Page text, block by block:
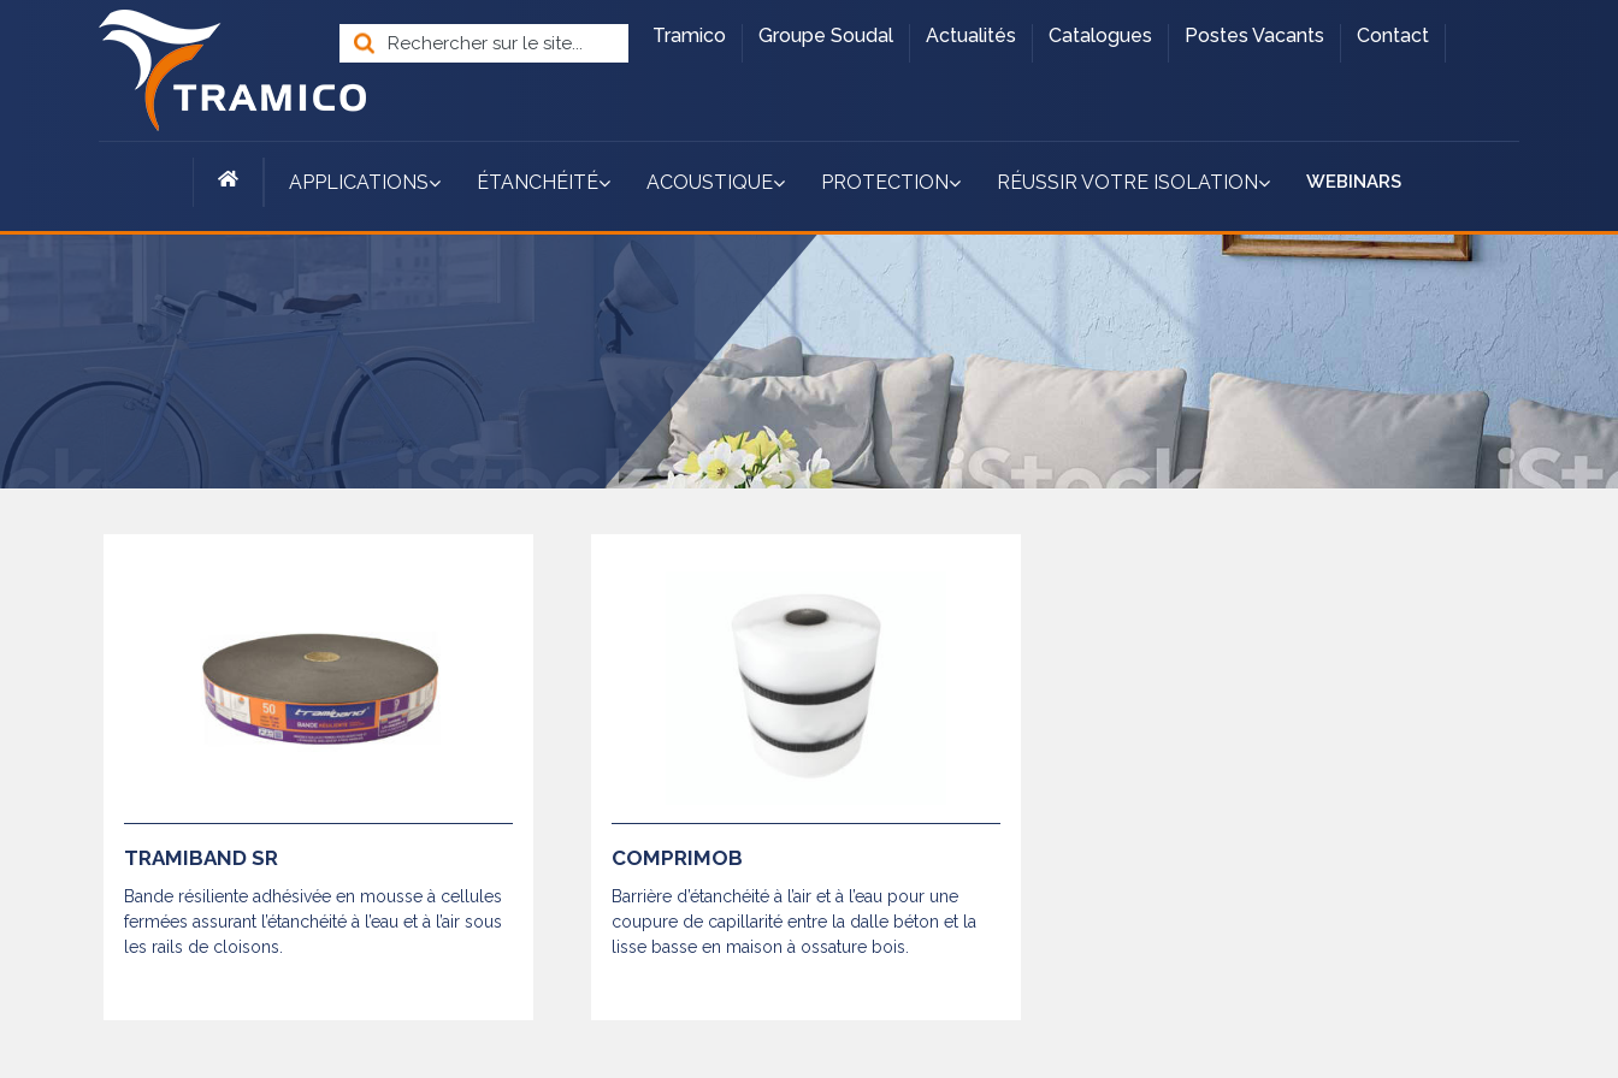
Tramico Groupe Soudal Actualités Catalogues Postes Vacants Contact
APPLICATIONS ÉTANCHÉITÉ ACOUSTIQUE PROTECTION RÉUSSIR VOTRE ISOLATION WEBINARS
TRAMIBAND SR
Bande résiliente adhésivée en mousse à cellules
fermées assurant l’étanchéité à l’eau et à l’air sous
les rails de cloisons.
COMPRIMOB
Barrière d’étanchéité à l’air et à l’eau pour une
coupure de capillarité entre la dalle béton et la
lisse basse en maison à ossature bois.